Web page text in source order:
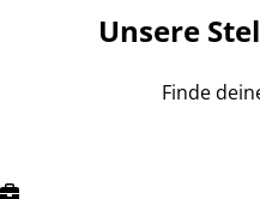
Unsere
Finde